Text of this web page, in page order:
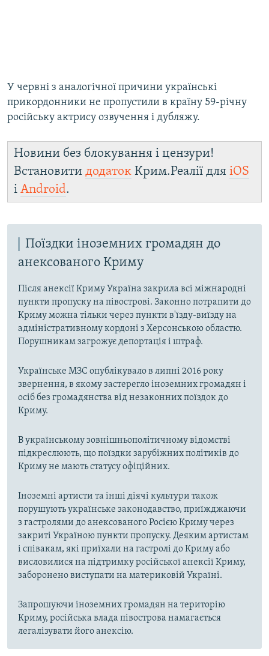
У червні з аналогічної причини українські
прикордонники не пропустили в країну 59-річну
російську актрису озвучення і дубляжу.
Новини без блокування і цензури!
Встановити додаток Крим.Реалії для iOS
і Android.
Поїздки іноземних громадян до
анексованого Криму
Після анексії Криму Україна закрила всі міжнародні
пункти пропуску на півострові. Законно потрапити до
Криму можна тільки через пункти в'їзду-виїзду на
адміністративному кордоні з Херсонською областю.
Порушникам загрожує депортація і штраф.
Українське МЗС опублікувало в липні 2016 року
звернення, в якому застерегло іноземних громадян і
осіб без громадянства від незаконних поїздок до
Криму.
В українському зовнішньополітичному відомстві
підкреслюють, що поїздки зарубіжних політиків до
Криму не мають статусу офіційних.
Іноземні артисти та інші діячі культури також
порушують українське законодавство, приїжджаючи
з гастролями до анексованого Росією Криму через
закриті Україною пункти пропуску. Деяким артистам
і співакам, які приїхали на гастролі до Криму або
висловилися на підтримку російської анексії Криму,
заборонено виступати на материковій Україні.
Запрошуючи іноземних громадян на територію
Криму, російська влада півострова намагається
легалізувати його анексію.